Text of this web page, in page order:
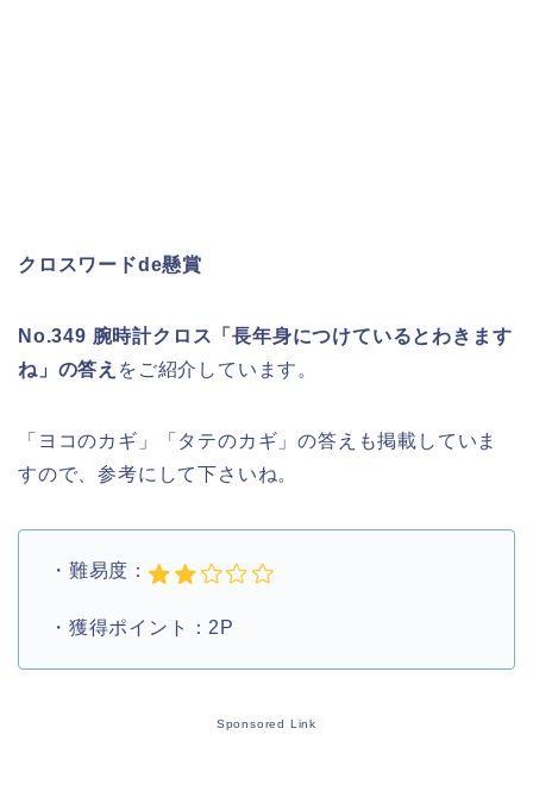
クロスワードde懸賞
No.349 腕時計クロス「長年身につけているとわきます
ね」の答え をご紹介しています。
「ヨコのカギ」「タテのカギ」の答えも掲載していま
すので、参考にして下さいね。
・難易度：
・獲得ポイント：2P
Sponsored Link